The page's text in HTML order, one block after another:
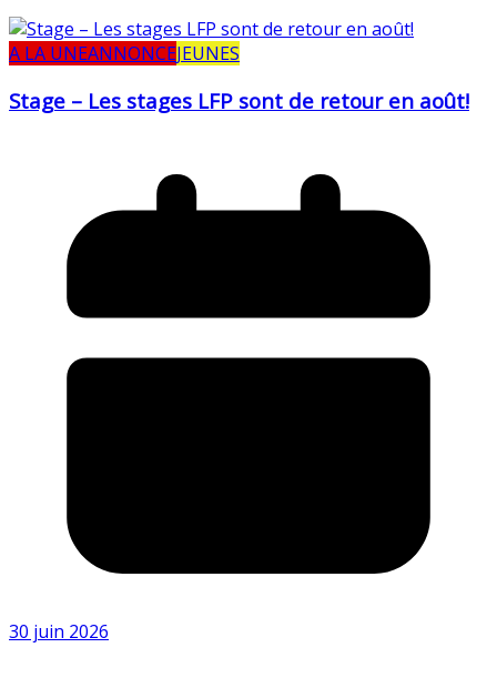
A LA UNEANNONCEJEUNES
Stage – Les stages LFP sont de retour en août!
30 juin 2026